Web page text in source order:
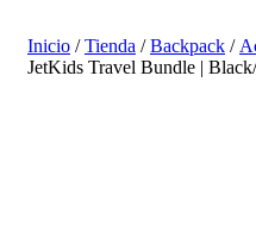
Inicio /Tienda /Backpack /
JetKids Travel Bundle |